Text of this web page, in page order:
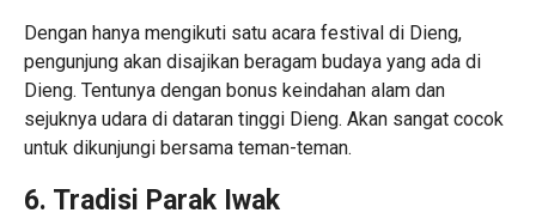
Dengan hanya mengikuti satu acara festival di Dieng,
pengunjung akan disajikan beragam budaya yang ada di
Dieng. Tentunya dengan bonus keindahan alam dan
sejuknya udara di dataran tinggi Dieng. Akan sangat cocok
untuk dikunjungi bersama teman-teman.
6. Tradisi Parak Iwak